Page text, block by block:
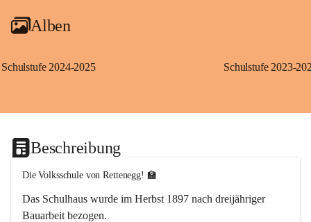
Alben
Schulstufe 2024-2025 Schulstufe 2023-
Beschreibung
Die Volksschule von Rettenegg! 🏫
Das Schulhaus wurde im Herbst 1897 nach dreijähriger
Bauarbeit bezogen.